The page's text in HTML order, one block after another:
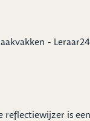
- Leraar24
reflectiewijzer is een